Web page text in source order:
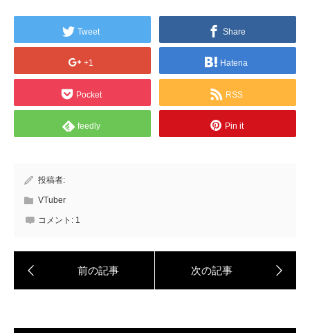
Tweet Share
+1 Hatena
Pocket RSS
feedly Pin it
投稿者:
VTuber
コメント: 1